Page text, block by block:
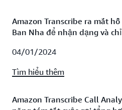
Amazon Transcribe ra mắt
Ban Nha để nhận dạng và
04/01/2024
Tìm hiểu thêm
Amazon Transcribe Call